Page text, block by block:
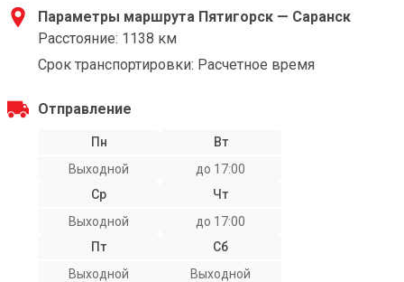
Параметры маршрута Пятигорск — Саранск
Расстояние: 1138 км
Срок транспортировки: Расчетное время
Отправление
Пн
Выходной
Вт
до 17:00
Ср
Выходной
Чт
до 17:00
Пт
Выходной
Сб
Выходной